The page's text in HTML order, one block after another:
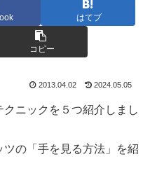
はてブ
コピー
2013.04.02 2024.05.05
ニックを５つ紹介しまし
の「手を見る方法」を紹